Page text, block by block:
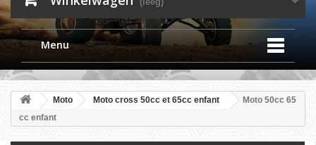
Menu
Moto Moto cross 50cc et 65cc enfant
Moto 50cc 65
cc enfant